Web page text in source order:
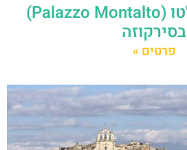
ארמון מונטאלטו (Palazzo Montalto)
בסירקוזה
פרטים »